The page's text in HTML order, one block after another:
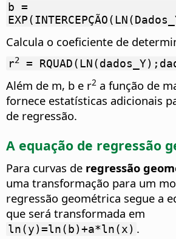
b =
Calcula o coeficiente de
r2 =
Além de m, b e r2 a função de
fornece estatísticas adicionais
de regressão.
A equação de regressão
Para curvas de regressão
uma transformação para um
regressão geométrica segue a
que será transformada em
ln(y)=ln(b)+a*ln(x) .